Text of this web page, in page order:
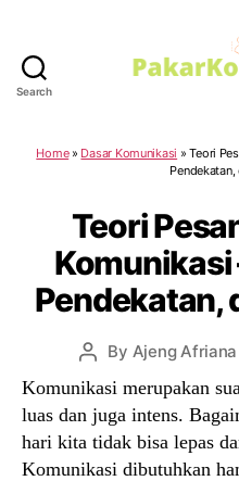
Search
Home» Dasar Komunikasi »Teori
Pendekatan,
Teori
Komunikasi
Pendekatan,
Post
author
By Ajeng Afriana
Komunikasi merupakan
luas dan juga intens.
hari kita tidak bisa lepas
Komunikasi dibutuhkan